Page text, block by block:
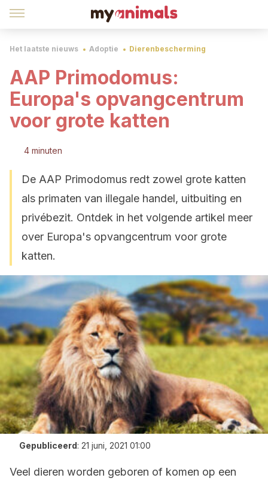
Het laatste nieuws Adoptie Dierenbescherming
AAP Primodomus:
Europa's opvangcentrum
voor grote katten
4 minuten
De AAP Primodomus redt zowel grote katten
als primaten van illegale handel, uitbuiting en
privébezit. Ontdek in het volgende artikel meer
over Europa's opvangcentrum voor grote
katten.
Gepubliceerd: 21 juni, 2021 01:00
Veel dieren worden geboren of komen op een